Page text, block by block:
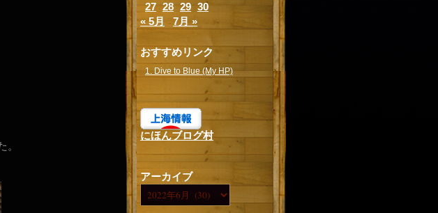
。
27 28 29 30
« 5月
7月 »
おすすめリンク
1. Dive to Blue (My HP)
にほんブログ村
アーカイブ